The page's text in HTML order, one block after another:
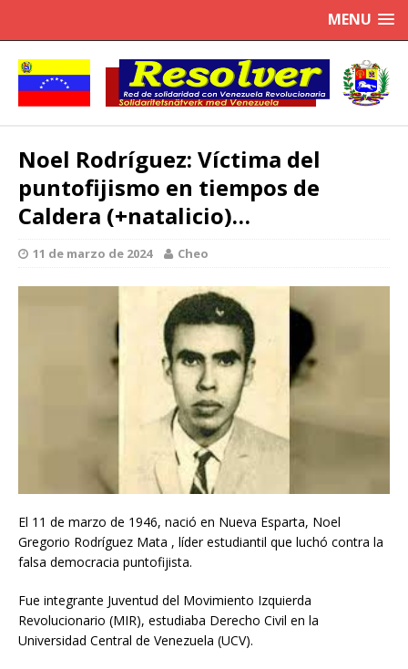
MENU
Noel Rodríguez: Víctima del
puntofijismo en tiempos de
Caldera (+natalicio)…
11 de marzo de 2024 Cheo
El 11 de marzo de 1946, nació en Nueva Esparta, Noel
Gregorio Rodríguez Mata , líder estudiantil que luchó contra la
falsa democracia puntofijista.
Fue integrante Juventud del Movimiento Izquierda
Revolucionario (MIR), estudiaba Derecho Civil en la
Universidad Central de Venezuela (UCV).